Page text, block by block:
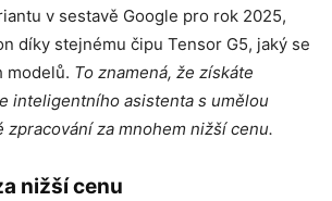
v sestavě Google pro rok 2025,
díky stejnému čipu Tensor G5, jaký se
modelů. To znamená, že získáte
inteligentního asistenta s umělou
za mnohem nižší cenu.
nižší cenu